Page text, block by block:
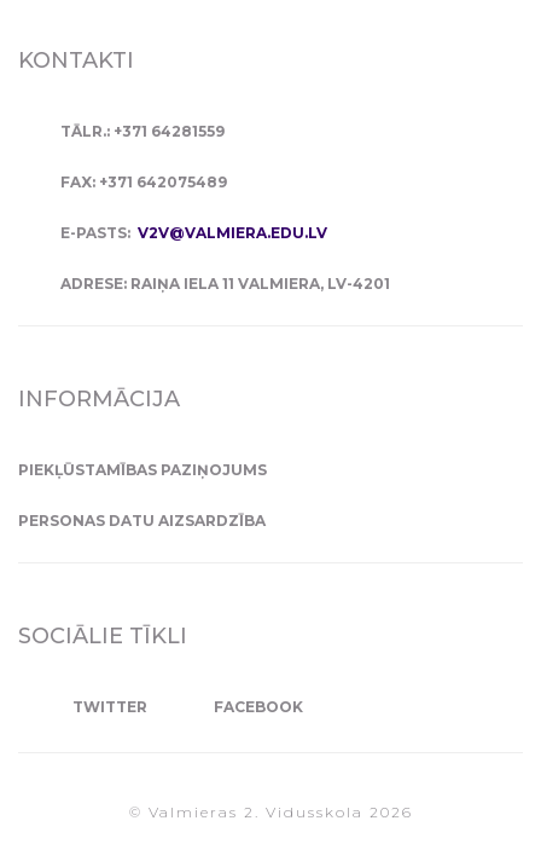
KONTAKTI
TĀLR.: +371 64281559
FAX: +371 642075489
E-PASTS: V2V@VALMIERA.EDU.LV
ADRESE: RAIŅA IELA 11 VALMIERA, LV-4201
INFORMĀCIJA
PIEKĻŪSTAMĪBAS PAZIŅOJUMS
PERSONAS DATU AIZSARDZĪBA
SOCIĀLIE TĪKLI
TWITTER FACEBOOK
© Valmieras 2. Vidusskola 2026